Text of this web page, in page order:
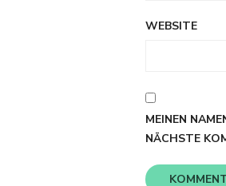
WEBSITE
MEINEN
NÄCHSTE